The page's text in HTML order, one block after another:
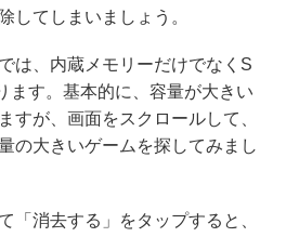
してしまいましょう。
は、内蔵メモリーだけでなくS
ます。基本的に、容量が大きい
すが、画面をスクロールして、
の大きいゲームを探してみまし
「消去する」をタップすると、